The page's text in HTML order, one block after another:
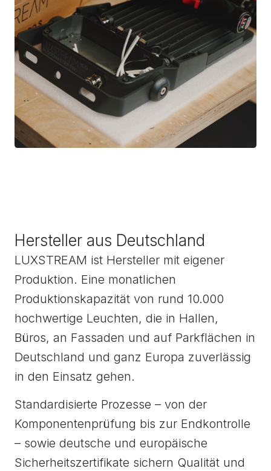
Hersteller aus Deutschland
LUXSTREAM ist Hersteller mit eigener
Produktion. Eine monatlichen
Produktionskapazität von rund 10.000
hochwertige Leuchten, die in Hallen,
Büros, an Fassaden und auf Parkflächen in
Deutschland und ganz Europa zuverlässig
in den Einsatz gehen.
Standardisierte Prozesse – von der
Komponentenprüfung bis zur Endkontrolle
– sowie deutsche und europäische
Sicherheitszertifikate sichern Qualität und